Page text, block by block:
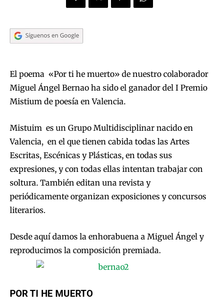
El poema «Por ti he muerto» de nuestro colaborador
Miguel Ángel Bernao ha sido el ganador del I Premio
Mistium de poesía en Valencia.
Mistuim es un Grupo Multidisciplinar nacido en
Valencia, en el que tienen cabida todas las Artes
Escritas, Escénicas y Plásticas, en todas sus
expresiones, y con todas ellas intentan trabajar con
soltura. También editan una revista y
periódicamente organizan exposiciones y concursos
literarios.
Desde aquí damos la enhorabuena a Miguel Ángel y
reproducimos la composición premiada.
POR TI HE MUERTO